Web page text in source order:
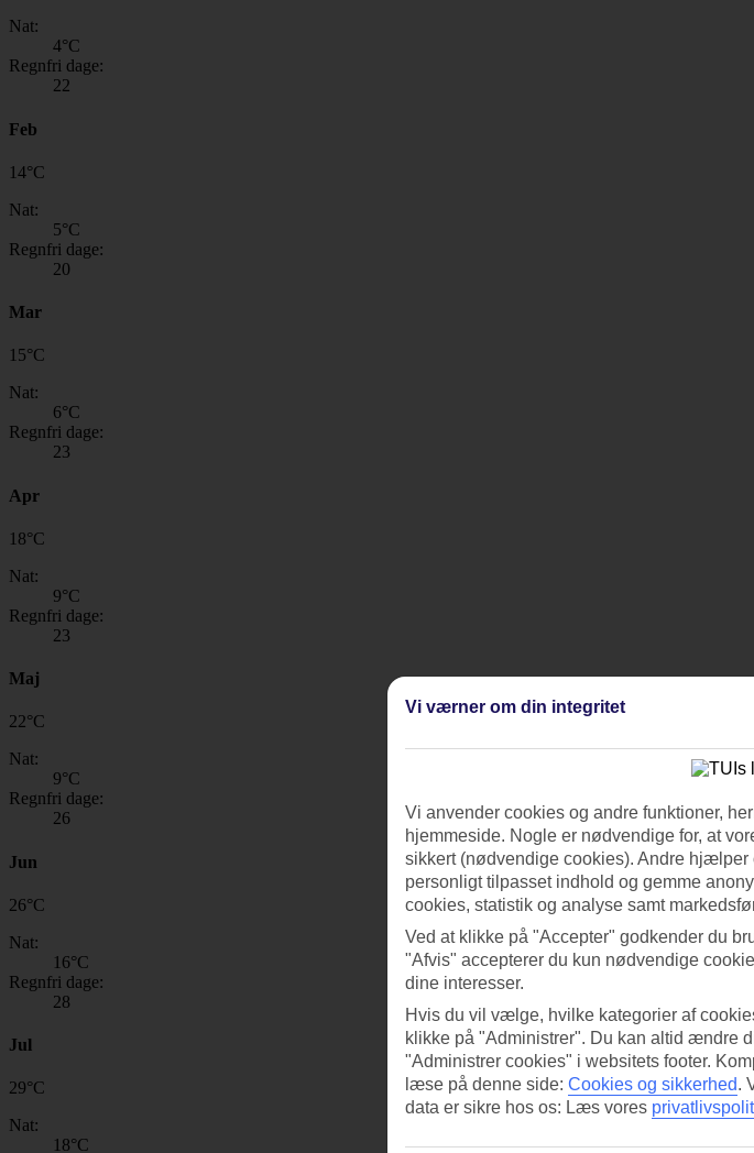
Nat:
4°C
Regnfri dage:
22
Feb
14°C
Nat:
5°C
Regnfri dage:
20
Mar
15°C
Nat:
6°C
Regnfri dage:
23
Apr
18°C
Nat:
9°C
Regnfri dage:
23
Maj
22°C
Nat:
9°C
Regnfri dage:
26
Jun
26°C
Nat:
16°C
Regnfri dage:
28
Jul
29°C
Nat:
18°C
Vi værner om din integritet
Vi anvender cookies og andre funktioner,
hjemmeside. Nogle er nødvendige for, at
sikkert (nødvendige cookies). Andre
personligt tilpasset indhold og gemme
cookies, statistik og analyse samt
Ved at klikke på "Accepter" godkender du
"Afvis" accepterer du kun nødvendige
dine interesser.
Hvis du vil vælge, hvilke kategorier af
klikke på "Administrer". Du kan altid ændre
"Administrer cookies" i websitets footer.
læse på denne side: Cookies og sikkerhed.
data er sikre hos os: Læs vores